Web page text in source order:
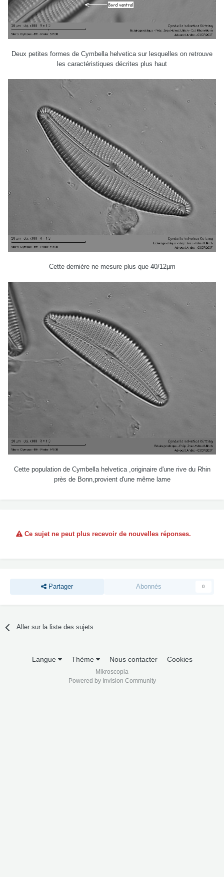
Deux petites formes de Cymbella helvetica sur lesquelles on retrouve
les caractéristiques décrites plus haut
Cette dernière ne mesure plus que 40/12µm
Cette population de Cymbella helvetica ,originaire d'une rive du Rhin
près de Bonn,provient d'une même lame
Ce sujet ne peut plus recevoir de nouvelles réponses.
Partager Abonnés 0
Aller sur la liste des sujets
Langue Thème Nous contacter Cookies
Mikroscopia
Powered by Invision Community